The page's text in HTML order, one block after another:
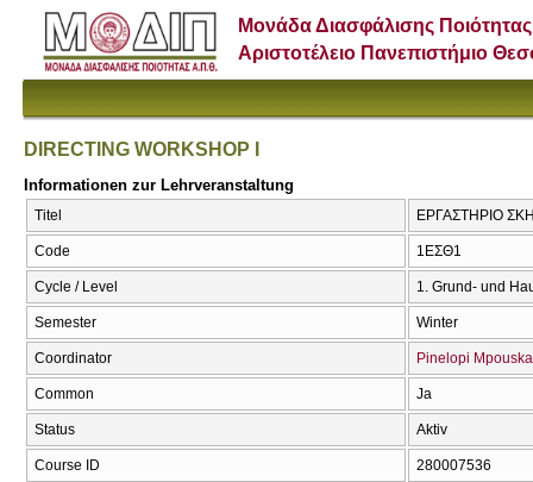
Μονάδα Διασφάλισης Ποιότητας
Αριστοτέλειο Πανεπιστήμιο
DIRECTING WORKSHOP I
Informationen zur Lehrveranstaltung
Titel ΕΡΓΑΣΤΗΡΙΟ
Code 1ΕΣΘ1
Cycle / Level 1. Grund- und
Semester Winter
Coordinator Pinelopi Mpouska
Common Ja
Status Aktiv
Course ID 280007536